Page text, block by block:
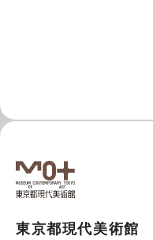
東京都現代美術館